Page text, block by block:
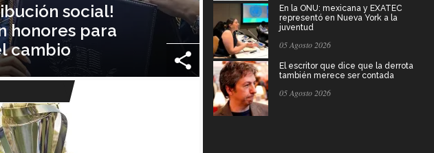
social!
honores para
cambio
En la ONU: mexicana y EXATEC
representó en Nueva York a la
juventud
05 Agosto 2026
El escritor que dice que la derrota
también merece ser contada
05 Agosto 2026